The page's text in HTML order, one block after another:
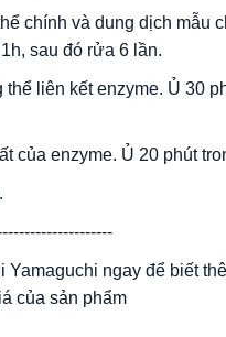
chính và dung dịch mẫu
sau đó rửa 6 lần.
thể liên kết enzyme. Ủ 30
của enzyme. Ủ 20 phút
Yamaguchi ngay để biết
của sản phẩm